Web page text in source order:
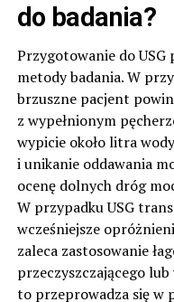
do badania?
Przygotowanie do
metody badania. W
brzuszne pacjent
z wypełnionym
wypicie około litra
i unikanie oddawania
ocenę dolnych dróg
W przypadku USG
wcześniejsze
zaleca zastosowanie
przeczyszczającego
to przeprowadza się w